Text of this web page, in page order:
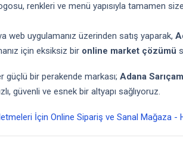
renkleri ve menü yapısıyla tamamen
web uygulamanız üzerinden satış yaparak,
için eksiksiz bir online market çözümü
bir perakende markası; Adana
güvenli ve esnek bir altyapı sağlıyoruz.
İçin Online Sipariş ve Sanal Mağaza -